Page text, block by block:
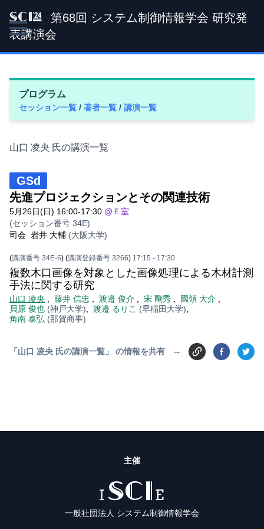
SCI '24
第68回 システム制御情報学会 研究発
表講演会
プログラム
セッション一覧 / 著者一覧 / 講演一覧
山口 凌央 氏の講演一覧
GSd
先進プロジェクションとその関連技術
5月26日(日) 16:00-17:30 @Ｅ室
(セッション番号 34E)
司会 岩井 大輔 (大阪大学)
(講演番号 34E-6) (講演登録番号 3266) 17:15 - 17:30
複数木口画像を対象とした画像処理による木材計測
手法に関する研究
山口 凌央 藤井 信忠 渡邉 俊介 宋 剛秀 國領 大介
貝原 俊也 (神戸大学) 渡邉 るりこ (早稲田大学)
角南 泰弘 (那賀商事)
「山口 凌央 氏の講演一覧」 の情報を共有 →
主催
ISCIE
一般社団法人 システム制御情報学会